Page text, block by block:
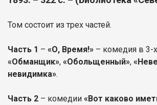
Том состоит из трех частей.
Часть 1 – «О, Время!» – комедия в 3-
«Обманщик», «Обольщенный»,
невидимка».
Часть 2 – комедии «Вот каково